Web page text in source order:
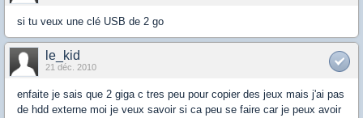
si tu veux une clé USB de 2 go
le_kid
21 déc. 2010
enfaite je sais que 2 giga c tres peu pour copier des jeux mais j'ai pas
de hdd externe moi je veux savoir si ca peu se faire car je peux avoir